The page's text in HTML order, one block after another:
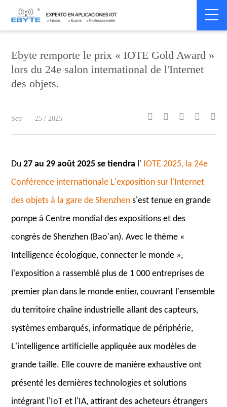
Home > Company News > Company News
Ebyte remporte le prix « IOTE Gold Award »
lors du 24e salon international de l'Internet
des objets.
Sep 25 / 2025     
Du27 au 29 août 2025 se tiendra l' IOTE 2025, la 24e
Conférence internationale L'exposition sur l'Internet
des objets à la gare de Shenzhens'est tenue en grande
pompe à Centre mondial des expositions et des
congrès de Shenzhen (Bao'an). Avec le thème «
Intelligence écologique, connecter le monde »,
l'exposition a rassemblé plus de 1 000 entreprises de
premier plan dans le monde entier, couvrant l'ensemble
du territoire chaîne industrielle allant des capteurs,
systèmes embarqués, informatique de périphérie,
L'intelligence artificielle appliquée aux modèles de
grande taille. Elle couvre de manière exhaustive ont
présenté les dernières technologies et solutions
intégrant l'IoT et l'IA, attirant des acheteurs étrangers